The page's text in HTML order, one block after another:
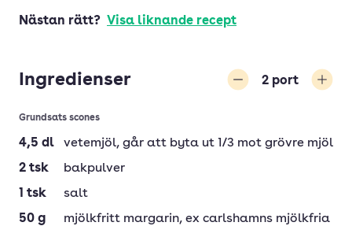
Nästan rätt? Visa liknande recept
Ingredienser 2 port
Grundsats scones
4,5 dl vetemjöl, går att byta ut 1/3 mot grövre mjöl
2 tsk
bakpulver
1 tsk
salt
50 g mjölkfritt margarin, ex carlshamns mjölkfria